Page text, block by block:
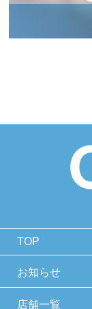
TOP
お知らせ
店舗一覧